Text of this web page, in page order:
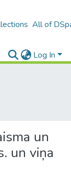
All of
Log In
un
un viņa